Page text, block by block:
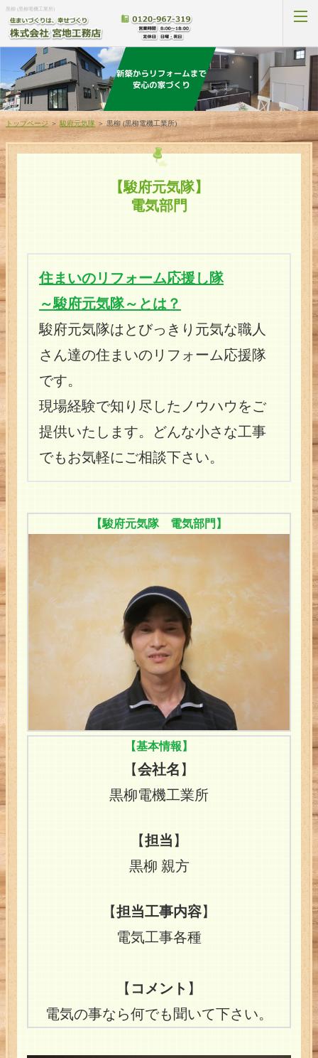
黒柳 (黒柳電機工業所)
新築プラン
リフォームプラン
お客様の声
駿府元気隊
会社概要
お客様の声
見学会・イベント
会社概要
トップページ ＞ 駿府元気隊 ＞ 黒柳 (黒柳電機工業所)
【駿府元気隊】
電気部門
住まいのリフォーム応援し隊
～駿府元気隊～とは？
駿府元気隊はとびっきり元気な職人
さん達の住まいのリフォーム応援隊
です。
現場経験で知り尽したノウハウをご
提供いたします。どんな小さな工事
でもお気軽にご相談下さい。
【駿府元気隊 電気部門】
【基本情報】
【会社名 】
黒柳電機工業所
【担当 】
黒柳 親方
【担当工事内容】
電気工事各種
【 コメント 】
電気の事なら何でも聞いて下さい。